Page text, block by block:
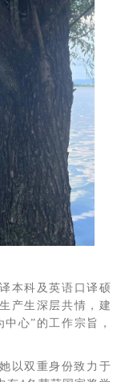
本科及英语口译硕
产生深层共情，建
心”的工作宗旨，
以双重身份致力于